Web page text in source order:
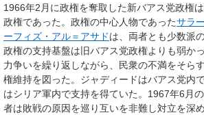
1966年2月に政権を奪取した新バアス党政権
政権であった。政権の中心人物であったサラ
ーフィズ・アル＝アサドは、両者とも少数派
政権の支持基盤は旧バアス党政権よりも弱か
力争いを繰り返しながら、民衆の不満をそら
権維持を図った。ジャディードはバアス党内
はシリア軍内で支持を得ていた。1967年6月
者は敗戦の原因を巡り互いを非難し対立を深